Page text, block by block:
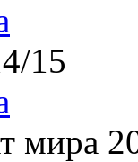
15
мира